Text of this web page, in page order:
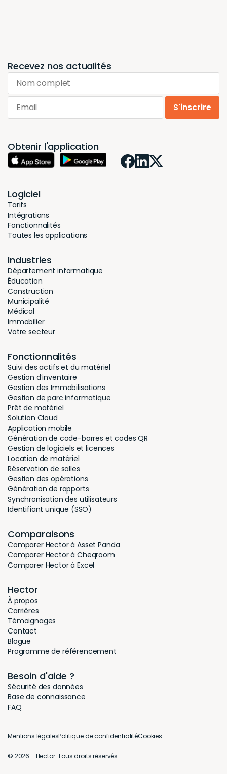
Recevez nos actualités
Nom complet
Email
S'inscrire
Obtenir l'application
Logiciel
Tarifs
Intégrations
Fonctionnalités
Toutes les applications
Industries
Département informatique
Éducation
Construction
Municipalité
Médical
Immobilier
Votre secteur
Fonctionnalités
Suivi des actifs et du matériel
Gestion d’inventaire
Gestion des Immobilisations
Gestion de parc informatique
Prêt de matériel
Solution Cloud
Application mobile
Génération de code-barres et codes QR
Gestion de logiciels et licences
Location de matériel
Réservation de salles
Gestion des opérations
Génération de rapports
Synchronisation des utilisateurs
Identifiant unique (SSO)
Comparaisons
Comparer Hector à Asset Panda
Comparer Hector à Cheqroom
Comparer Hector à Excel
Hector
À propos
Carrières
Témoignages
Contact
Blogue
Programme de référencement
Besoin d'aide ?
Sécurité des données
Base de connaissance
FAQ
© 2026 - Hector. Tous droits réservés.
Mentions légalesPolitique de confidentialitéCookies